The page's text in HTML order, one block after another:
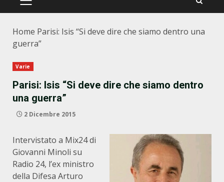
PRIMÄRES
Home Parisi: Isis “Si deve dire che siamo dentro una
guerra”
Varie
Parisi: Isis “Si deve dire che siamo dentro
una guerra”
2 Dicembre 2015
Intervistato a Mix24 di
Giovanni Minoli su
Radio 24, l’ex ministro
della Difesa Arturo